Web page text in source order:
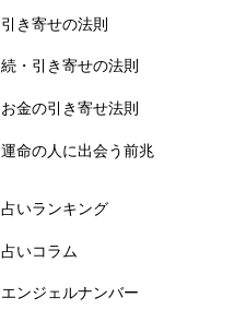
引き寄せの法則
続・引き寄せの法則
お金の引き寄せ法則
運命の人に出会う前兆
占いランキング
占いコラム
エンジェルナンバー